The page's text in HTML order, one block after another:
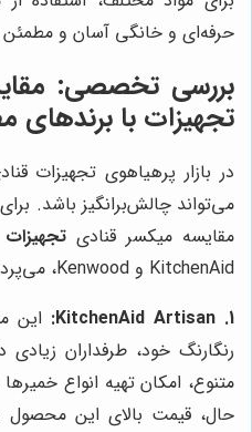
حرفه‌ای و خانگی آسان و
بررسی تخصصی:
تجهیزات با برندهای
در بازار پرهیاهوی تجهیزات
می‌تواند چالش‌برانگیز باشد.
مقایسه میکسر قنادی تجهیزات
KitchenAid و Kenwood، می‌پردازیم:
1. KitchenAid Artisan:
این
رنگارنگ خود، طرفداران
متنوع، امکان تهیه انواع
حال، قیمت بالای این